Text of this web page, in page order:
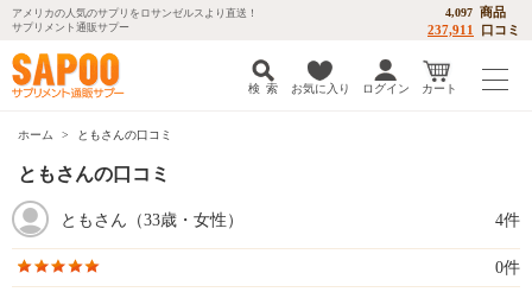
アメリカの人気のサプリをロサンゼルスより直送！
サプリメント通販サプー
4,097 商品
237,911
口コミ
検 索 お気に入り ログイン カート
ホーム ともさんの口コミ
ともさんの口コミ
ともさん（33歳・女性） 4件
0件